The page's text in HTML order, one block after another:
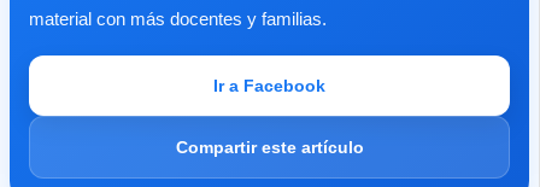
material con más docentes y familias.
Ir a Facebook
Compartir este artículo